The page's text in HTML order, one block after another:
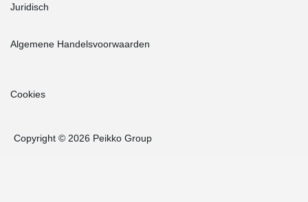
Juridisch
Algemene Handelsvoorwaarden
Cookies
Copyright © 2026 Peikko Group